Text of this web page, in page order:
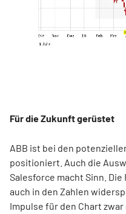
Für die Zukunft gerüstet
ABB ist bei den
positioniert. Auch die
Salesforce macht Sinn.
auch in den Zahlen
Impulse für den Chart